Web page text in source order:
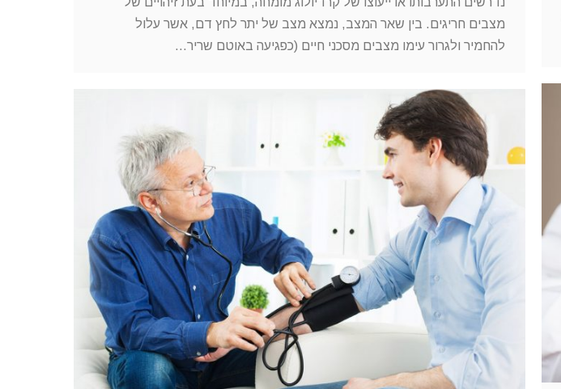
מצבים חריגים. בין שאר המצב, נמצא מצב של יתר לחץ דם, אשר עלול
להחמיר ולגרור עימו מצבים מסכני חיים (כפגיעה באוטם שריר…